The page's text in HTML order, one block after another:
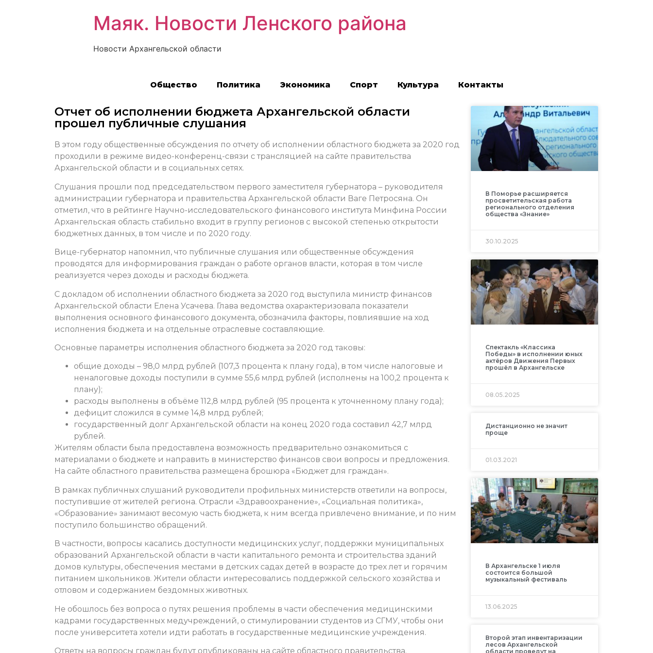
Маяк. Новости Ленского района
Новости Архангельской области
Общество Политика Экономика Спорт Культура Контакты
Отчет об исполнении бюджета Архангельской области
прошел публичные слушания
В этом году общественные обсуждения по отчету об исполнении областного бюджета за 2020 год
проходили в режиме видео-конференц-связи с трансляцией на сайте правительства
Архангельской области и в социальных сетях.
Слушания прошли под председательством первого заместителя губернатора – руководителя
администрации губернатора и правительства Архангельской области Ваге Петросяна. Он
отметил, что в рейтинге Научно-исследовательского финансового института Минфина России
Архангельская область стабильно входит в группу регионов с высокой степенью открытости
бюджетных данных, в том числе и по 2020 году.
Вице-губернатор напомнил, что публичные слушания или общественные обсуждения
проводятся для информирования граждан о работе органов власти, которая в том числе
реализуется через доходы и расходы бюджета.
С докладом об исполнении областного бюджета за 2020 год выступила министр финансов
Архангельской области Елена Усачева. Глава ведомства охарактеризовала показатели
выполнения основного финансового документа, обозначила факторы, повлиявшие на ход
исполнения бюджета и на отдельные отраслевые составляющие.
Основные параметры исполнения областного бюджета за 2020 год таковы:
общие доходы – 98,0 млрд рублей (107,3 процента к плану года), в том числе налоговые и
неналоговые доходы поступили в сумме 55,6 млрд рублей (исполнены на 100,2 процента к
плану);
расходы выполнены в объёме 112,8 млрд рублей (95 процента к уточненному плану года);
дефицит сложился в сумме 14,8 млрд рублей;
государственный долг Архангельской области на конец 2020 года составил 42,7 млрд
рублей.
Жителям области была предоставлена возможность предварительно ознакомиться с
материалами о бюджете и направить в министерство финансов свои вопросы и предложения.
На сайте областного правительства размещена брошюра «Бюджет для граждан».
В рамках публичных слушаний руководители профильных министерств ответили на вопросы,
поступившие от жителей региона. Отрасли «Здравоохранение», «Социальная политика»,
«Образование» занимают весомую часть бюджета, к ним всегда привлечено внимание, и по ним
поступило большинство обращений.
В частности, вопросы касались доступности медицинских услуг, поддержки муниципальных
образований Архангельской области в части капитального ремонта и строительства зданий
домов культуры, обеспечения местами в детских садах детей в возрасте до трех лет и горячим
питанием школьников. Жители области интересовались поддержкой сельского хозяйства и
отловом и содержанием бездомных животных.
Не обошлось без вопроса о путях решения проблемы в части обеспечения медицинскими
кадрами государственных медучреждений, о стимулировании студентов из СГМУ, чтобы они
после университета хотели идти работать в государственные медицинские учреждения.
Ответы на вопросы граждан будут опубликованы на сайте областного правительства.
В Поморье расширяется
просветительская работа
регионального отделения
общества «Знание»
30.10.2025
Спектакль «Классика
Победы» в исполнении юных
актёров Движения Первых
прошёл в Архангельске
08.05.2025
Дистанционно не значит
проще
01.03.2021
В Архангельске 1 июля
состоится большой
музыкальный фестиваль
13.06.2025
Второй этап инвентаризации
лесов Архангельской
области проведут на